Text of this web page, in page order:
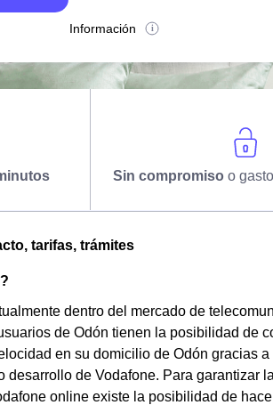
Información
Sin compromiso o
tarifas, trámites
dentro del mercado de
de Odón tienen la posibilidad de
en su domicilio de Odón gracias
de Vodafone. Para garantizar
online existe la posibilidad de